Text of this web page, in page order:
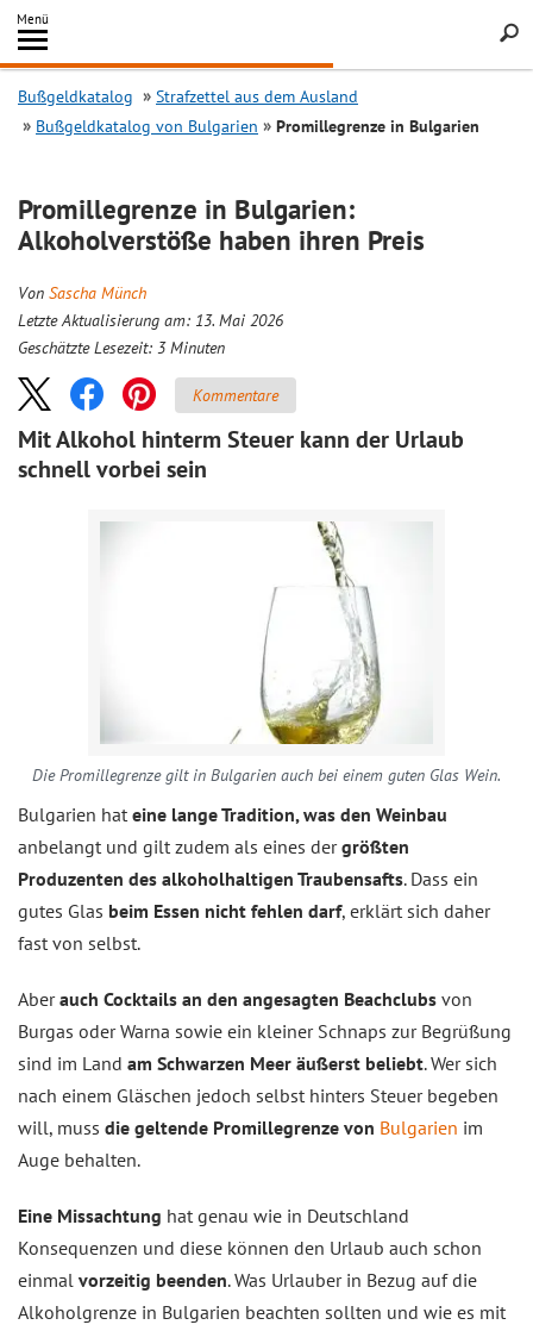
Inhalt
springen
Menü
Search
Bußgeldkatalog
Strafzettel aus dem Ausland
Bußgeldkatalog von Bulgarien
Promillegrenze in Bulgarien
Promillegrenze in Bulgarien:
Alkoholverstöße haben ihren Preis
Von Sascha Münch
Letzte Aktualisierung am: 13. Mai 2026
Geschätzte Lesezeit: 3 Minuten
Kommentare
Mit Alkohol hinterm Steuer kann der Urlaub
schnell vorbei sein
Die Promillegrenze gilt in Bulgarien auch bei einem guten Glas Wein.
Bulgarien hat eine lange Tradition, was den Weinbau
anbelangt und gilt zudem als eines dergrößten
Produzenten des alkoholhaltigen Traubensafts. Dass ein
gutes Glas beim Essen nicht fehlen darf, erklärt sich daher
fast von selbst.
Aberauch Cocktails an den angesagten Beachclubs von
Burgas oder Warna sowie ein kleiner Schnaps zur Begrüßung
sind im Land am Schwarzen Meer äußerst beliebt. Wer sich
nach einem Gläschen jedoch selbst hinters Steuer begeben
will, muss die geltende Promillegrenze von Bulgarien im
Auge behalten.
Eine Missachtung hat genau wie in Deutschland
Konsequenzen und diese können den Urlaub auch schon
einmal vorzeitig beenden. Was Urlauber in Bezug auf die
Alkoholgrenze in Bulgarien beachten sollten und wie es mit